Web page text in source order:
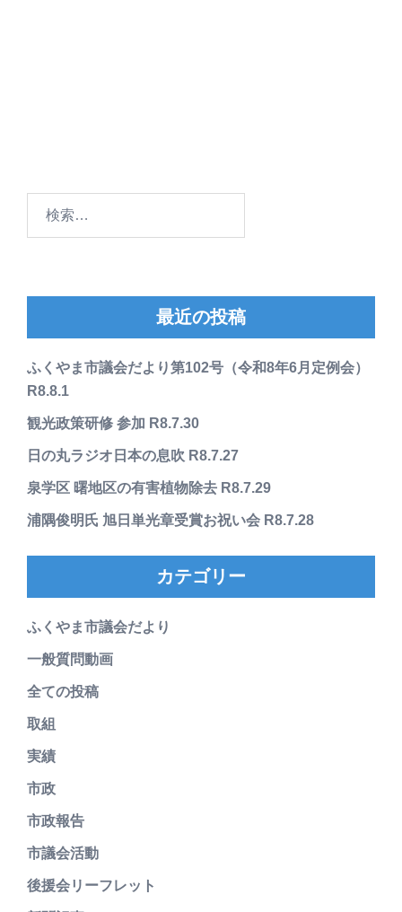
最近の投稿
ふくやま市議会だより第102号（令和8年6月定例会）
R8.8.1
観光政策研修 参加 R8.7.30
日の丸ラジオ日本の息吹 R8.7.27
泉学区 曙地区の有害植物除去 R8.7.29
浦隅俊明氏 旭日単光章受賞お祝い会 R8.7.28
カテゴリー
ふくやま市議会だより
一般質問動画
全ての投稿
取組
実績
市政
市政報告
市議会活動
後援会リーフレット